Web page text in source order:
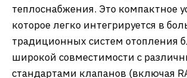
теплоснабжения. Это компактное
которое легко интегрируется в
традиционных систем отопления
широкой совместимости с
стандартами клапанов (включая